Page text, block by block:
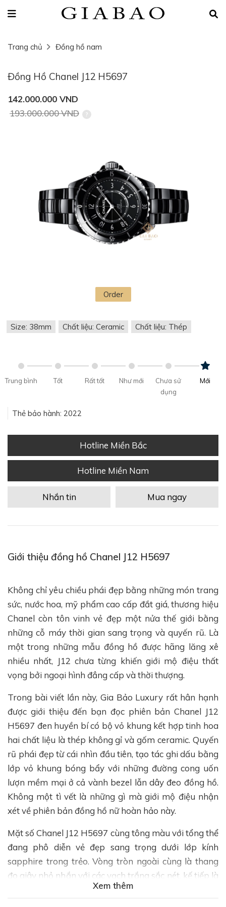
Trang chủ Đồng hồ nam
Đồng Hồ Chanel J12 H5697
142.000.000 VND
193.000.000 VND
Order
Size: 38mm Chất liệu: Ceramic Chất liệu: Thép
Trung bình Tốt Rất tốt Như mới
Chưa sử
dụng
Mới
Thẻ bảo hành: 2022
Hotline Miền Bắc
Hotline Miền Nam
Nhắn tin Mua ngay
Giới thiệu đồng hồ Chanel J12 H5697
Không chỉ yêu chiều phái đẹp bằng những món trang
sức, nước hoa, mỹ phẩm cao cấp đắt giá, thương hiệu
Chanel còn tôn vinh vẻ đẹp một nửa thế giới bằng
những cỗ máy thời gian sang trọng và quyến rũ. Là
một trong những mẫu đồng hồ được hãng lăng xê
nhiều nhất, J12 chưa từng khiến giới mộ điệu thất
vọng bởi ngoại hình đẳng cấp và thời thượng.
Trong bài viết lần này, Gia Bảo Luxury rất hân hạnh
được giới thiệu đến bạn đọc phiên bản Chanel J12
H5697 đen huyền bí có bộ vỏ khung kết hợp tinh hoa
hai chất liệu là thép không gỉ và gốm ceramic. Quyến
rũ phái đẹp từ cái nhìn đầu tiên, tạo tác ghi dấu bằng
lớp vỏ khung bóng bẩy với những đường cong uốn
lượn mềm mại ở cả vành bezel lẫn dây đeo đồng hồ.
Không một tì vết là những gì mà giới mộ điệu nhận
xét về phiên bản đồng hồ nữ hoàn hảo này.
Mặt số Chanel J12 H5697 cùng tông màu với tổng thể
đang phô diễn vẻ đẹp sang trọng dưới lớp kính
sapphire trong trẻo. Vòng tròn ngoài cùng là thang
đo giây nhỏ nhắn với các vạch trắng sắc nét, kế tiếp là
hệ thống cọc chỉ giờ là các chữ số Ả Rập đính nổi đơn
Xem thêm